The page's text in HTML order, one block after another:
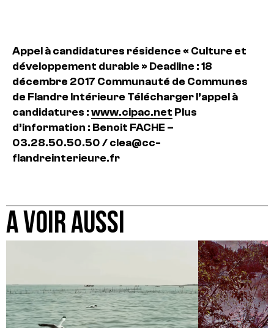
Appel à candidatures résidence « Culture et
développement durable » Deadline : 18
décembre 2017 Communauté de Communes
de Flandre Intérieure Télécharger l’appel à
candidatures : www.cipac.net Plus
d’information : Benoit FACHE –
03.28.50.50.50 / clea@cc-
flandreinterieure.fr
A VOIR AUSSI